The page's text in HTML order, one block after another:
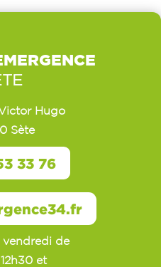
Hugo
Sète
de
et
33 76